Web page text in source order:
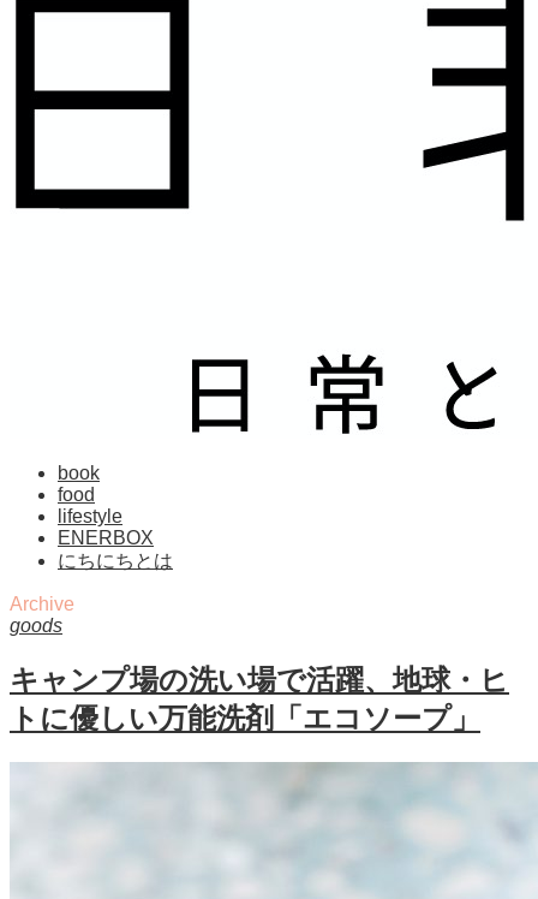
book
food
lifestyle
ENERBOX
にちにちとは
Archive
goods
キャンプ場の洗い場で活躍、地球・ヒ
トに優しい万能洗剤「エコソープ」